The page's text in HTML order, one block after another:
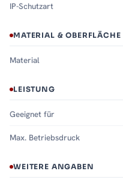
IP-Schutzart
MATERIAL & OBERFLÄCHE
Material
LEISTUNG
Geeignet für
Max. Betriebsdruck
WEITERE ANGABEN